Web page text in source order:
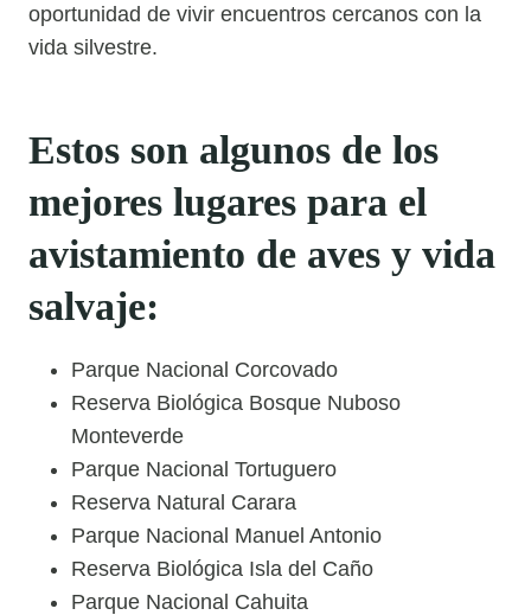
oportunidad de vivir encuentros cercanos con la
vida silvestre.
Estos son algunos de los
mejores lugares para el
avistamiento de aves y vida
salvaje:
Parque Nacional Corcovado
Reserva Biológica Bosque Nuboso
Monteverde
Parque Nacional Tortuguero
Reserva Natural Carara
Parque Nacional Manuel Antonio
Reserva Biológica Isla del Caño
Parque Nacional Cahuita